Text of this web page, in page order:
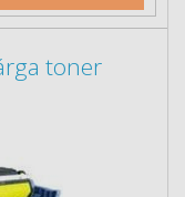
toner